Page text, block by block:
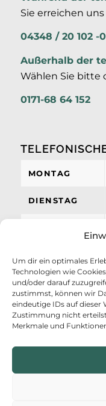
Um dir ein optimales
Technologien wie
und/oder darauf
zustimmst, können wir
eindeutige IDs auf dieser
Zustimmung nicht
Merkmale und
Sie erreichen
04348 / 20 102 -
Außerhalb der
Wählen Sie bitte
0171-68 64 152
MONTAG
DIENSTAG
FREITAG